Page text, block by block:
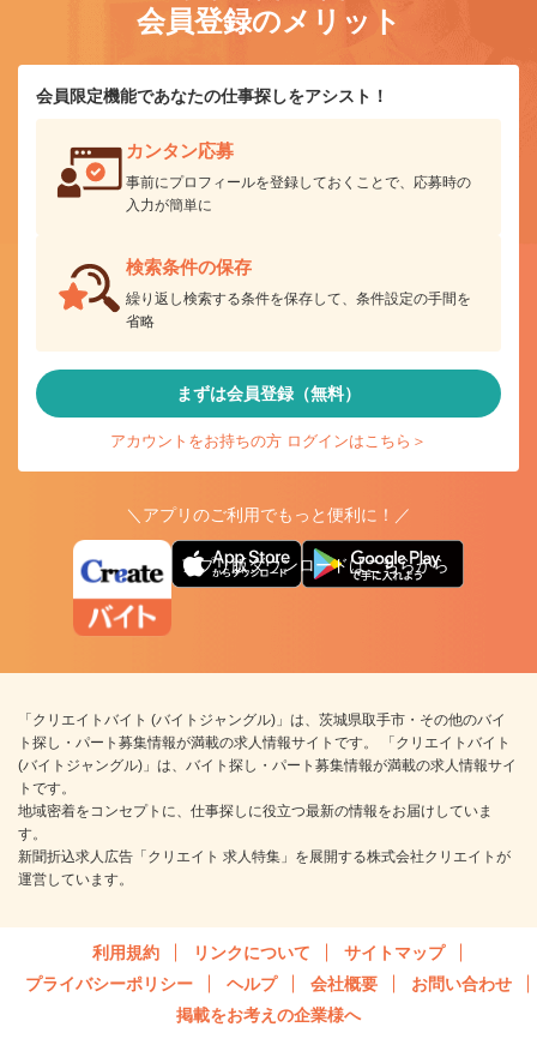
会員登録のメリット
会員限定機能であなたの仕事探しをアシスト！
カンタン応募
事前にプロフィールを登録しておくことで、応募時の
入力が簡単に
検索条件の保存
繰り返し検索する条件を保存して、条件設定の手間を
省略
まずは会員登録（無料）
アカウントをお持ちの方 ログインはこちら＞
＼アプリのご利用でもっと便利に！／
アプリ版ダウンロードはこちらから
「クリエイトバイト (バイトジャングル)」は、茨城県取手市・その他のバイ
ト探し・パート募集情報が満載の求人情報サイトです。 「クリエイトバイト
(バイトジャングル)」は、バイト探し・パート募集情報が満載の求人情報サイ
トです。
地域密着をコンセプトに、仕事探しに役立つ最新の情報をお届けしていま
す。
新聞折込求人広告「クリエイト 求人特集」を展開する株式会社クリエイトが
運営しています。
利用規約 リンクについて
サイトマップ
プライバシーポリシー
ヘルプ 会社概要
お問い合わせ
掲載をお考えの企業様へ